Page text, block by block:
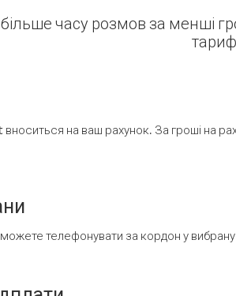
часу розмов за менші
на ваш рахунок. За гроші на
телефонувати за кордон у